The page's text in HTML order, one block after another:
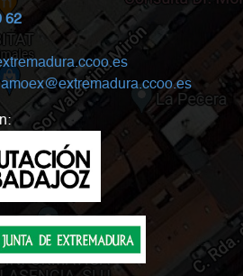
62
amoex@extremadura.ccoo.es